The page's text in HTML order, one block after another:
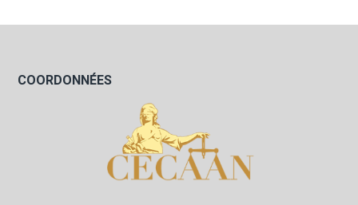
COORDONNÉES